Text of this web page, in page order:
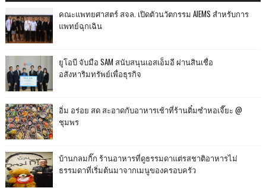
คณะแพทยศาสตร์ สจล. เปิดตัวนวัตกรรม AIEMS สำหรับการ
แพทย์ฉุกเฉิน
ยูโอบี จับมือ SAM สนับสนุนเอสเอ็มอี ผ่านสินเชื่อ
อสังหาริมทรัพย์เพื่อธุรกิจ
อิ่ม อร่อย สด สะอาดกับอาหารเช้าที่ร้านติ๋มซำหอเจี๊ยะ @
ชุมพร
บ้านกลมกิ๊ก ร้านอาหารที่ดูธรรมดาแต่รสชาติอาหารไม่
ธรรมดาที่เริ่มต้นมาจากเมนูของครอบครัว